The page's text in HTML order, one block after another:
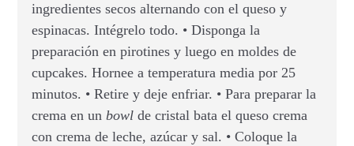
ingredientes secos alternando con el queso y
espinacas. Intégrelo todo. • Disponga la
preparación en pirotines y luego en moldes de
cupcakes. Hornee a temperatura media por 25
minutos. • Retire y deje enfriar. • Para preparar la
crema en un bowl de cristal bata el queso crema
con crema de leche, azúcar y sal. • Coloque la